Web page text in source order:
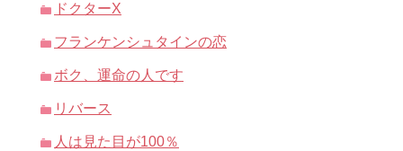
ドクターX
フランケンシュタインの恋
ボク、運命の人です
リバース
人は見た目が100％